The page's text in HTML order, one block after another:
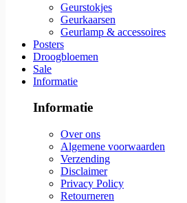
Geurstokjes
Geurkaarsen
Geurlamp & accessoires
Posters
Droogbloemen
Sale
Informatie
Informatie
Over ons
Algemene voorwaarden
Verzending
Disclaimer
Privacy Policy
Retourneren